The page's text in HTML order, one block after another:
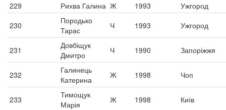
229
Рихва Галина Ж 1993
Ужгород
230
Породько
Тарас
Ч 1993 Ужгород
231
Довбіщук
Дмитро
Ч 1990 Запоріжжя
232
Галинець
Катерина
Ж 1998 Чоп
233
Тимощук
Марія
Ж 1998 Київ